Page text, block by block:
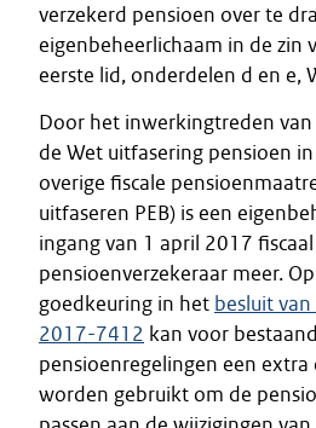
verzekerd pensioen over te
eigenbeheerlichaam in de zin
eerste lid, onderdelen d en e,
Door het inwerkingtreden
de Wet uitfasering pensioen
overige fiscale
uitfaseren PEB) is een
ingang van 1 april 2017
pensioenverzekeraar meer.
goedkeuring in het besluit
2017-7412 kan voor
pensioenregelingen een extra
worden gebruikt om de